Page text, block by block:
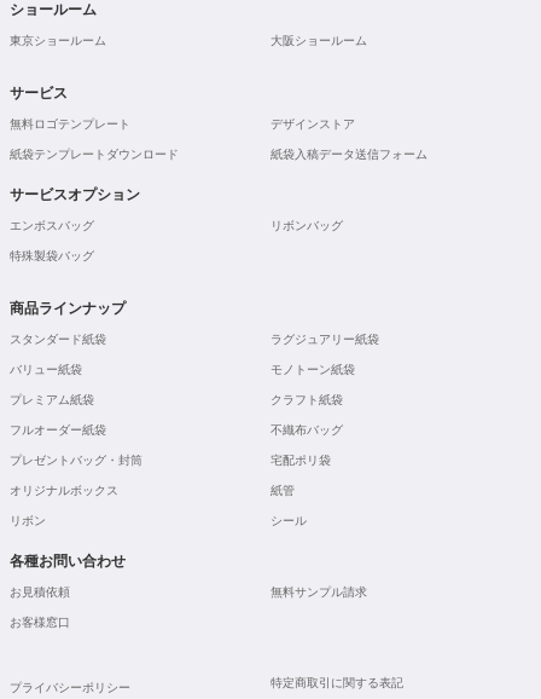
ショールーム
東京ショールーム 大阪ショールーム
サービス
無料ロゴテンプレート デザインストア
紙袋テンプレートダウンロード 紙袋入稿データ送信フォーム
サービスオプション
エンボスバッグ リボンバッグ
特殊製袋バッグ
商品ラインナップ
スタンダード紙袋 ラグジュアリー紙袋
バリュー紙袋 モノトーン紙袋
プレミアム紙袋 クラフト紙袋
フルオーダー紙袋 不織布バッグ
プレゼントバッグ・封筒 宅配ポリ袋
オリジナルボックス 紙管
リボン シール
各種お問い合わせ
お見積依頼 無料サンプル請求
お客様窓口
プライバシーポリシー 特定商取引に関する表記